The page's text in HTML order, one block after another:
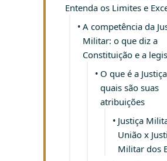
Entenda os Limites e
A competência da
Militar: o que diz a
Constituição e a
O que é a
quais são suas
atribuições
Justiça
União x
Militar dos